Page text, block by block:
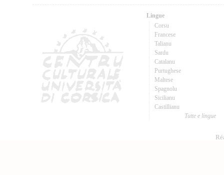
Lingue
Corsu
Francese
Talianu
Sardu
Catalanu
Purtughese
Maltese
Spagnolu
Sicilianu
Castillianu
Tutte e lingue